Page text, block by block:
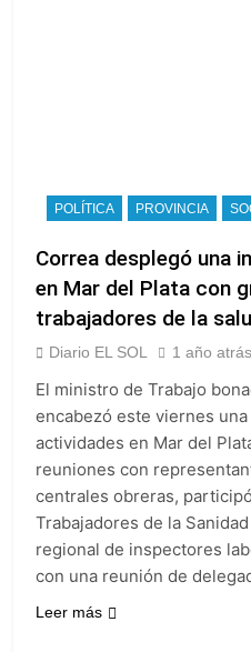
POLÍTICA PROVINCIA
Correa desplegó una
en Mar del Plata con
trabajadores de la
Diario EL SOL 1 año atrás
El ministro de Trabajo
encabezó este viernes
actividades en Mar del
reuniones con
centrales obreras,
Trabajadores de la
regional de inspectores
con una reunión de
Leer más